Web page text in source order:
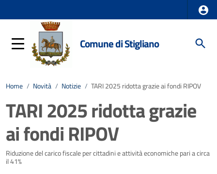
Comune di Stigliano
Home / Novità / Notizie / TARI 2025 ridotta grazie ai fondi RIPOV
TARI 2025 ridotta grazie
ai fondi RIPOV
Dettagli della notizia
Riduzione del carico fiscale per cittadini e attività economiche pari a circa
il 41%